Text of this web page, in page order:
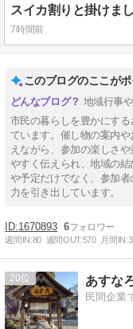
7時間前
このブログのここが
地域行事
市民の暮らしを豊かにす
ています。催し物の案内
えながら、参加の楽しさ
やすく伝えられ、地域の
や予定だけでなく、参加
力を引き出しています。
1670893 6
週間IN:80 週間OUT:570 月間IN:
20 あすな
民間企業